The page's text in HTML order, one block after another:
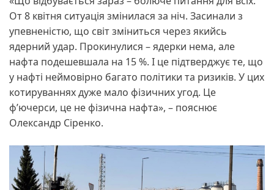
От 8 квітня ситуація змінилася за ніч. Засинали з
упевненістю, що світ зміниться через якийсь
ядерний удар. Прокинулися – ядерки нема, але
нафта подешевшала на 15 %. І це підтверджує те, що
у нафті неймовірно багато політики та ризиків. У цих
котируваннях дуже мало фізичних угод. Це
ф’ючерси, це не фізична нафта», – пояснює
Олександр Сіренко.